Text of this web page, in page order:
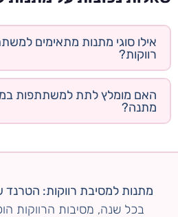
אילו סוגי מתנות מתאימים
רווקות?
האם מומלץ לתת למשתתפות
מתנה?
מתנות למסיבת רווקות:
בכל שנה, מסיבות הרווקות